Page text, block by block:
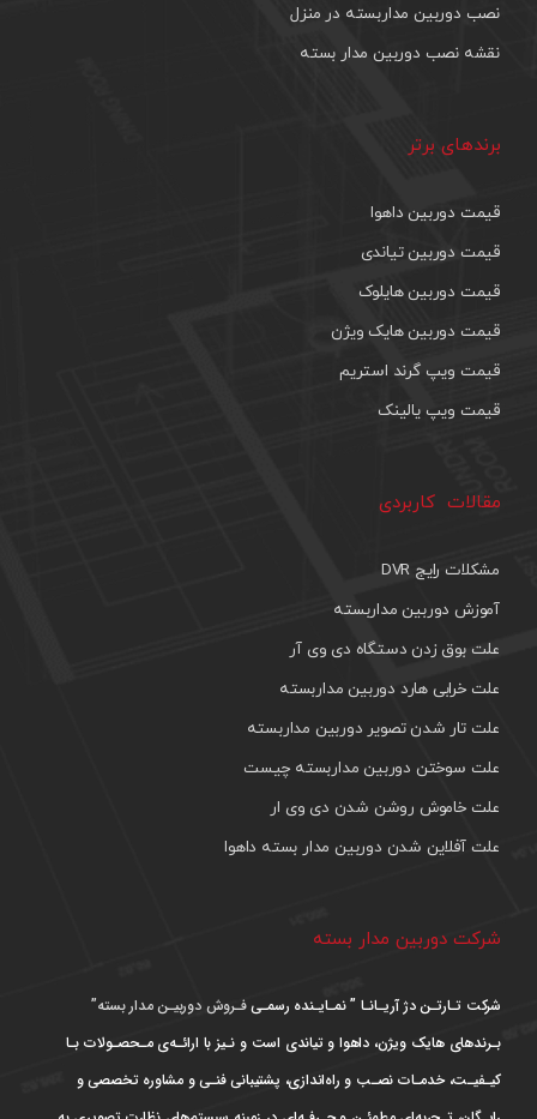
نصب دوربین مداربسته در منزل
نقشه نصب دوربین مدار بسته
برندهای برتر
قیمت دوربین داهوا
قیمت دوربین تیاندی
قیمت دوربین هایلوک
قیمت دوربین هایک ویژن
قیمت ویپ گرند استریم
قیمت ویپ یالینک
مقالات کاربردی
مشکلات رایج DVR
آموزش دوربین مداربسته
علت بوق زدن دستگاه دی وی آر
علت خرابی هارد دوربین مداربسته
علت تار شدن تصویر دوربین مداربسته
علت سوختن دوربین مداربسته چیست
علت خاموش روشن شدن دی وی ار
علت آفلاین شدن دوربین مدار بسته داهوا
شرکت دوربین مدار بسته
شرکت تـارتـن دژ آریـانـا ” نمـایـنده رسمـیفـروش دوربیـن مدار بسته”
بـرندهای هایک ویژن، داهوا و تیاندی است و نـیز با ارائـه‌ی مـحصـولات بـا
کیـفیـت، خدمـات نصـب و راه‌اندازی، پشتیبانی فنـی و مشاوره تخصصی و